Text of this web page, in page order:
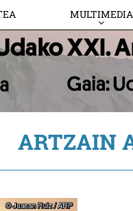
MULTIMEDIA
ARTZAIN